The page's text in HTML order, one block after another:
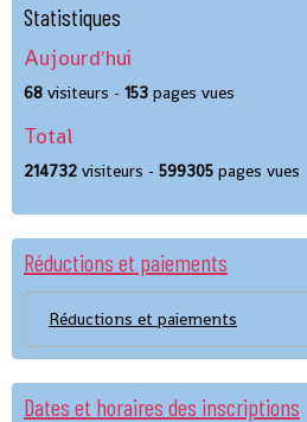
Statistiques
Aujourd'hui
68 visiteurs - 153 pages vues
Total
214732 visiteurs - 599305 pages vues
Réductions et paiements
Réductions et paiements
Dates et horaires des inscriptions